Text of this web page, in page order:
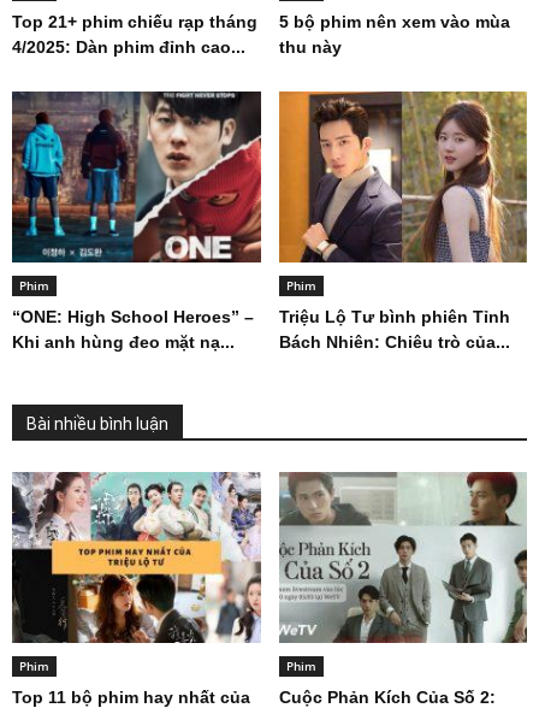
Top 21+ phim chiếu rạp tháng
4/2025: Dàn phim đỉnh cao...
5 bộ phim nên xem vào mùa
thu này
Phim
“ONE: High School Heroes” –
Khi anh hùng đeo mặt nạ...
Phim
Triệu Lộ Tư bình phiên Tỉnh
Bách Nhiên: Chiêu trò của...
Bài nhiều bình luận
Phim
Top 11 bộ phim hay nhất của
Phim
Cuộc Phản Kích Của Số 2: